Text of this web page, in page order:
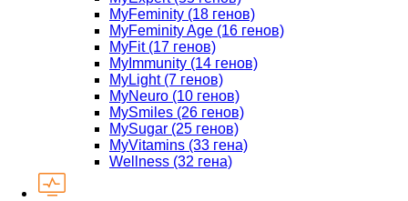
MyFeminity (18 генов)
MyFeminity Age (16 генов)
MyFit (17 генов)
MyImmunity (14 генов)
MyLight (7 генов)
MyNeuro (10 генов)
MySmiles (26 генов)
MySugar (25 генов)
MyVitamins (33 гена)
Wellness (32 гена)